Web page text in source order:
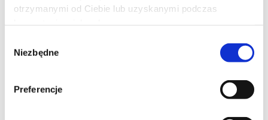
otrzymanymi od Ciebie lub uzyskanymi podczas
zgody
Niezbędne
Preferencje
Minionki i straszydła
Minionki ruszają w ekscytującą podróż dookoła świata. Chcą
grozy. Mali pomocnicy Gru spotykają niezwykłe stworzenia i